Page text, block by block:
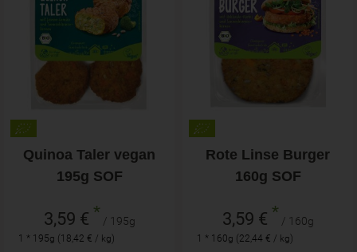
Quinoa Taler vegan
195g SOF
3,59 € * / 195g
1 * 195g (18,42 € / kg)
Rote Linse Burger
160g SOF
3,59 € * / 160g
1 * 160g (22,44 € / kg)